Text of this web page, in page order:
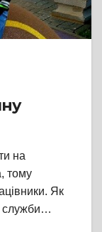
на
тому
Як
служби…